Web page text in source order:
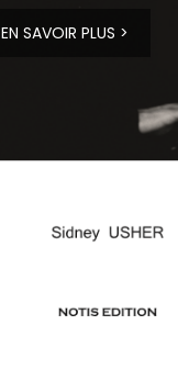
EN SAVOIR PLUS >